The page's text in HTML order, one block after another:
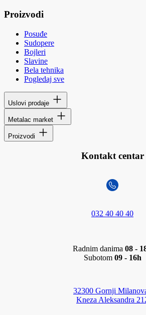
Proizvodi
Posuđe
Sudopere
Bojleri
Slavine
Bela tehnika
Pogledaj sve
Uslovi prodaje
Metalac market
Proizvodi
Kontakt centar
032 40 40 40
Radnim danima 08 -
Subotom 09 - 16h
32300 Gornji
Kneza Aleksandra